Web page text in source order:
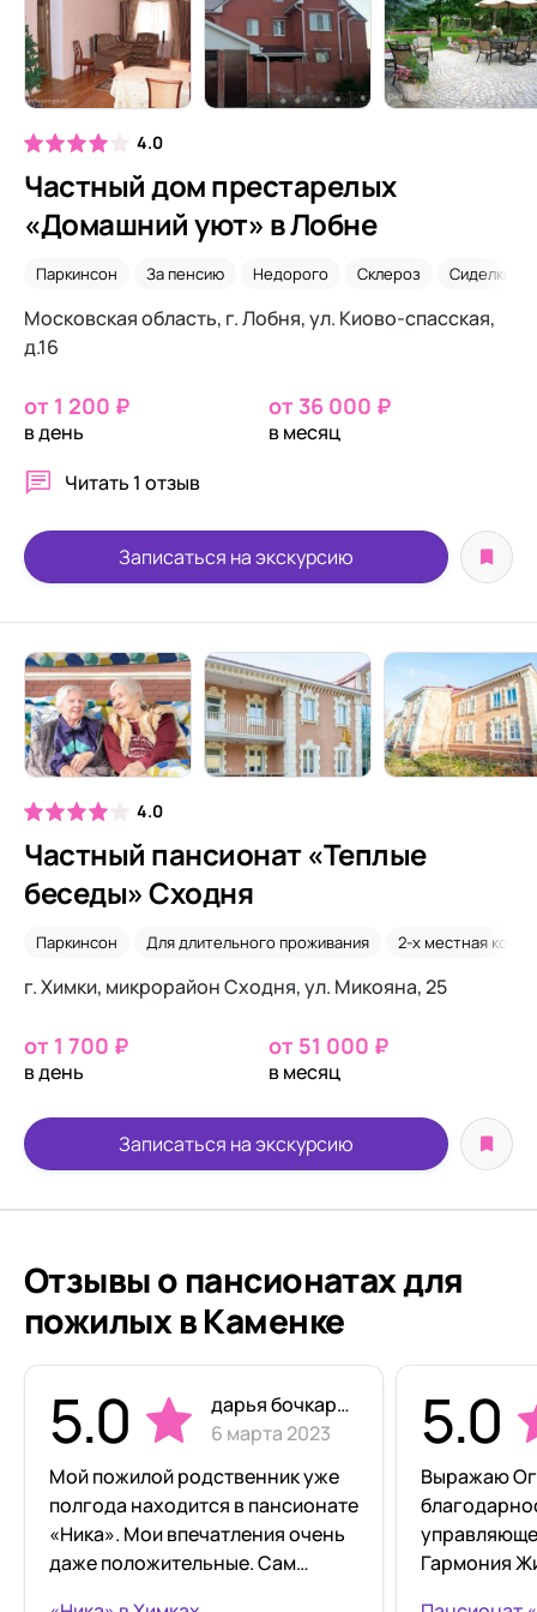
4.0
Частный дом престарелых
«Домашний уют» в Лобне
Паркинсон За пенсию Недорого Склероз Сиделки
Московская область, г. Лобня, ул. Киово-спасская,
д.16
от 1 200 ₽
в день
от 36 000 ₽
в месяц
Читать 1 отзыв
Записаться на экскурсию
4.0
Частный пансионат «Теплые
беседы» Сходня
Паркинсон Для длительного проживания 2-х местная
г. Химки, микрорайон Сходня, ул. Микояна, 25
от 1 700 ₽
в день
от 51 000 ₽
в месяц
Записаться на экскурсию
Отзывы о пансионатах для
пожилых в Каменке
5.0
дарья бочкарева
6 марта 2023
Мой пожилой родственник уже
полгода находится в пансионате
«Ника». Мои впечатления очень
даже положительные. Сам
5.0
Выражаю
Гармония